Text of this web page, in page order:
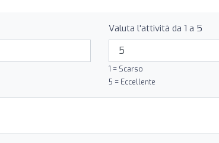
Valuta l'attività da 1 a 5
1 = Scarso
5 = Eccellente